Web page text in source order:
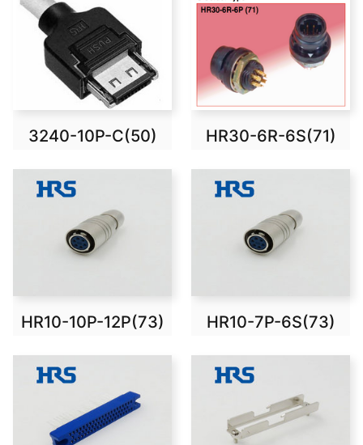
3240-10P-C(50) HR30-6R-6S(71)
HR10-10P-12P(73) HR10-7P-6S(73)